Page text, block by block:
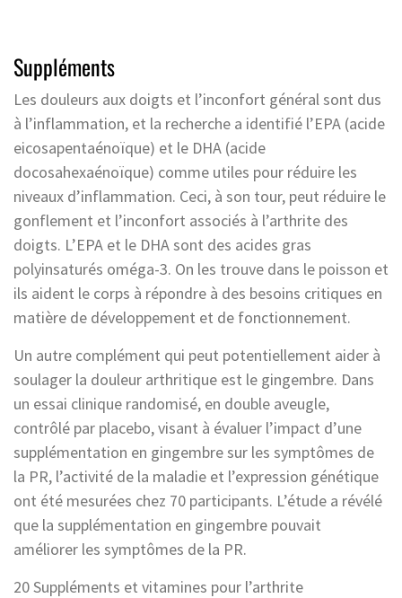
Suppléments
Les douleurs aux doigts et l’inconfort général sont dus
à l’inflammation, et la recherche a identifié l’EPA (acide
eicosapentaénoïque) et le DHA (acide
docosahexaénoïque) comme utiles pour réduire les
niveaux d’inflammation. Ceci, à son tour, peut réduire le
gonflement et l’inconfort associés à l’arthrite des
doigts. L’EPA et le DHA sont des acides gras
polyinsaturés oméga-3. On les trouve dans le poisson et
ils aident le corps à répondre à des besoins critiques en
matière de développement et de fonctionnement.
Un autre complément qui peut potentiellement aider à
soulager la douleur arthritique est le gingembre. Dans
un essai clinique randomisé, en double aveugle,
contrôlé par placebo, visant à évaluer l’impact d’une
supplémentation en gingembre sur les symptômes de
la PR, l’activité de la maladie et l’expression génétique
ont été mesurées chez 70 participants. L’étude a révélé
que la supplémentation en gingembre pouvait
améliorer les symptômes de la PR.
20 Suppléments et vitamines pour l’arthrite